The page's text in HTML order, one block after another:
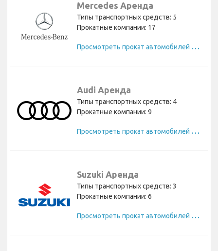
Mercedes Аренда
Типы транспортных средств: 5
Прокатные компании: 17
П
росмотреть прокат автомобилей Mercedes
Audi Аренда
Типы транспортных средств: 4
Прокатные компании: 9
П
росмотреть прокат автомобилей Audi
Suzuki Аренда
Типы транспортных средств: 3
Прокатные компании: 6
П
росмотреть прокат автомобилей Suzuki